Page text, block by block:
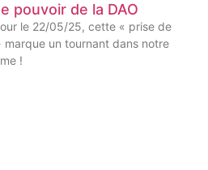
pouvoir de la DAO
le 22/05/25, cette « prise de
marque un tournant dans notre
!